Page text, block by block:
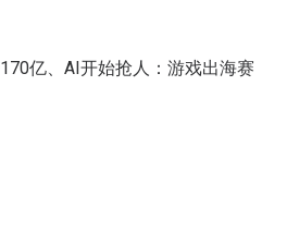
亿、AI开始抢人：游戏出海赛